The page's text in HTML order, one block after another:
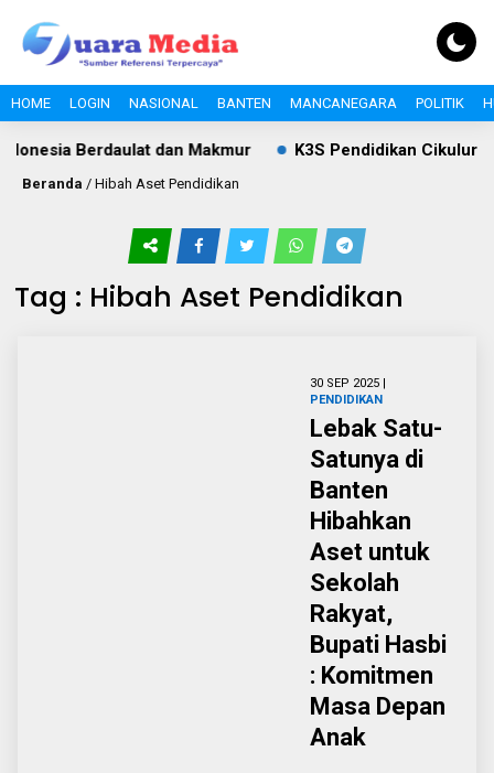
HOME LOGIN NASIONAL BANTEN MANCANEGARA POLITIK
Berdaulat dan Makmur K3S Pendidikan Cikulur
Beranda / Hibah Aset Pendidikan
Tag : Hibah Aset Pendidikan
30 SEP 2025 |
PENDIDIKAN
Lebak Satu-
Satunya di
Banten
Hibahkan
Aset untuk
Sekolah
Rakyat,
Bupati Hasbi
: Komitmen
Masa Depan
Anak